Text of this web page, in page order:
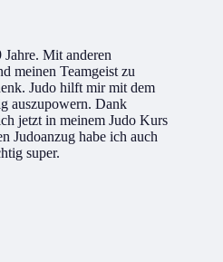
Mit anderen
meinen Teamgeist zu
Judo hilft mir mit dem
auszupowern. Dank
jetzt in meinem Judo Kurs
Judoanzug habe ich auch
super.